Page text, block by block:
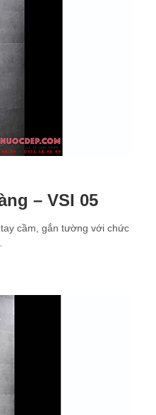
– VSI 05
cầm, gắn tường với chức